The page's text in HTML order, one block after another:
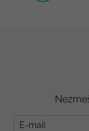
E-mail